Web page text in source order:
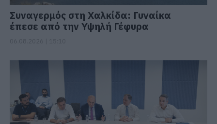
Συναγερμός στη Χαλκίδα: Γυναίκα
έπεσε από την Υψηλή Γέφυρα